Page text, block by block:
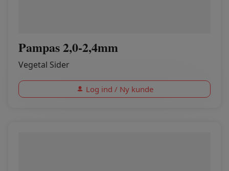
Pampas 2,0-2,4mm
Vegetal Sider
Log ind / Ny kunde